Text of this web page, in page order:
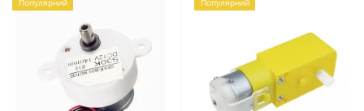
Популярний
Популярний